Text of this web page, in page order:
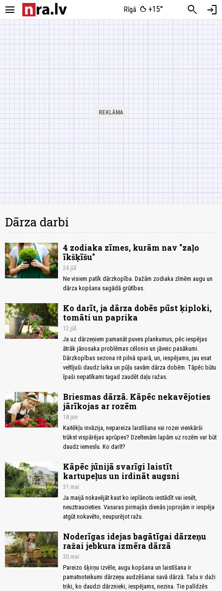
menu Rīgā +15° search login
Dārza darbi
4 zodiaka zīmes, kurām nav "zaļo
īkšķīšu"
24.jūl
Ne visiem patīk dārzkopība. Dažām zodiaka zīmēm augu un
dārza kopšana sagādā grūtības.
Ko darīt, ja dārza dobēs pūst ķiploki,
tomāti un paprika
12.jūl
Ja uz dārzeņiem pamanāt puves plankumus, pēc iespējas
ātrāk jānosaka problēmas cēlonis un jāveic pasākumi.
Dārzkopības sezona rit pilnā sparā, un, iespējams, jau esat
veltījuši daudz laika un pūļu savām dārza dobēm. Tāpēc būtu
īpaši nepatīkami tagad zaudēt daļu ražas.
Briesmas dārzā. Kāpēc nekavējoties
jārīkojas ar rozēm
18.jun
Kaitēkļu invāzija, nepareiza laistīšana vai rozei vienkārši
trūkst vispārējas aprūpes? Dzeltenām lapām uz rozēm var būt
daudz iemeslu. Ko darīt?
Kāpēc jūnijā svarīgi laistīt
kartupeļus un irdināt augsni
31.mai
Ja maijā nokavējāt kaut ko ieplānotu iestādīt vai iesēt,
neuztraucieties. Vasaras pirmajās dienās joprojām ir iespēja
atgūt nokavēto, neupurējot ražu.
Noderīgas idejas bagātīgai dārzeņu
ražai jebkura izmēra dārzā
30.mai
Pareizo šķirņu izvēle, augu kopšana un laistīšana ir
pamatnoteikumi dārzeņu audzēšanai savā dārzā. Taču ir daži
triki, ko daudzi dārznieki, iespējams, nezina. Tie palīdzēs